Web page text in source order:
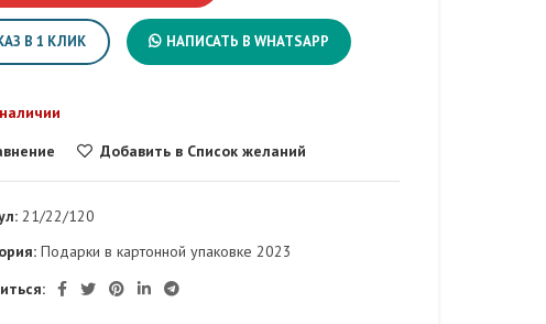
В 1 КЛИК НАПИСАТЬ В WHATSAPP
Добавить в Список желаний
21/22/120
Подарки в картонной упаковке 2023